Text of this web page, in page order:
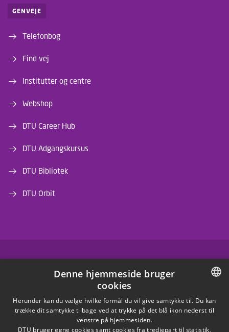
GENVEJE
Telefonbog
Find vej
Institutter og centre
Webshop
DTU Career Hub
DTU Adgangskursus
DTU Bibliotek
DTU Orbit
INSTAGRAM
LINKEDIN
DANISH
Denne hjemmeside bruger
cookies
Herunder kan du vælge hvilke formål du vil give samtykke til. Du kan
trække dit samtykke tilbage ved at trykke på det blå ikon nederst til
venstre på hjemmesiden.
DTU bruger egne cookies samt cookies fra tredjepart til statistik,